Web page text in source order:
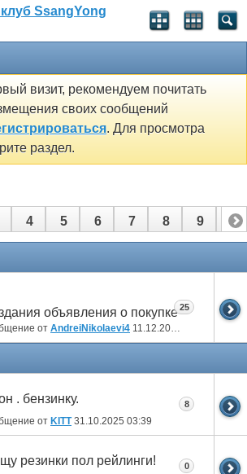
SsangYong
визит, рекомендуем почитать
своих сообщений
. Для просмотра
раздел.
4 5 6 7 8 9 10
объявления о покупке
от AndreiNikolaevi4 11.12.2020
25
. бензинку.
от KITT31.10.2025 03:39
8
резинки пол рейлинги! 0